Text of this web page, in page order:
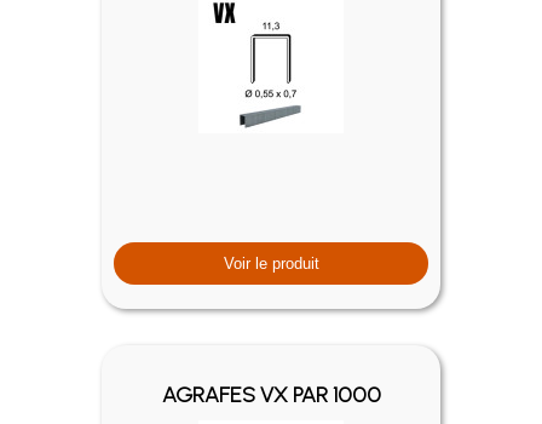
Voir le produit
AGRAFES VX PAR 1000